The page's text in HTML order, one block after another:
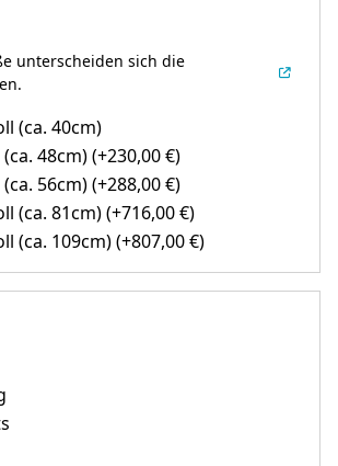
unterscheiden sich die
(ca. 40cm)
(ca. 48cm)(+230,00€)
(ca. 56cm)(+288,00€)
(ca. 81cm)(+716,00€)
(ca. 109cm)(+807,00€)